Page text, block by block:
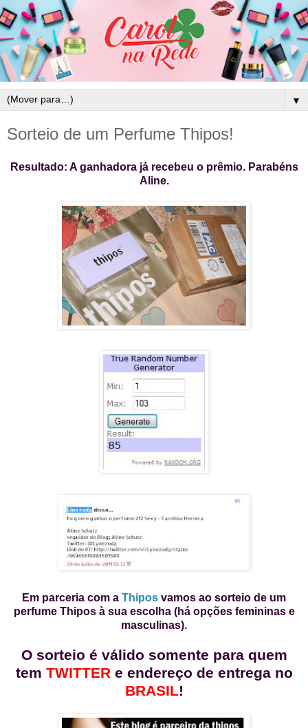
▼
Sorteio de um Perfume Thipos!
Resultado: A ganhadora já recebeu o prêmio. Parabéns
Aline.
Em parceria com a Thipos vamos ao sorteio de um
perfume Thipos à sua escolha (há opções femininas e
masculinas).
O sorteio é válido somente para quem
tem TWITTER e endereço de entrega no
BRASIL!